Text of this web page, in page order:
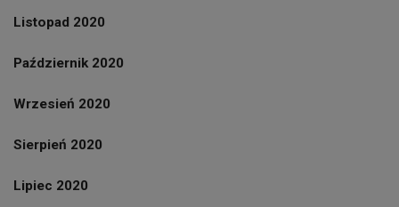
Listopad 2020
Październik 2020
Wrzesień 2020
Sierpień 2020
Lipiec 2020